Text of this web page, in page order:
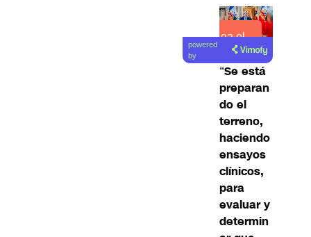
Lea el
artículo
powered
by
“Se está
preparan
do el
terreno,
haciendo
ensayos
clínicos,
para
evaluar y
determin